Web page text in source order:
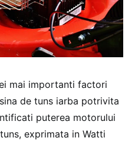
mai importanti factori
de tuns iarba potrivita
puterea motorului
exprimata in Watti